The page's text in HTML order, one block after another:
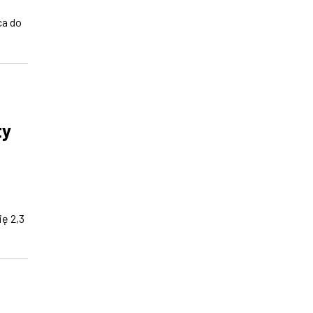
do
2,3